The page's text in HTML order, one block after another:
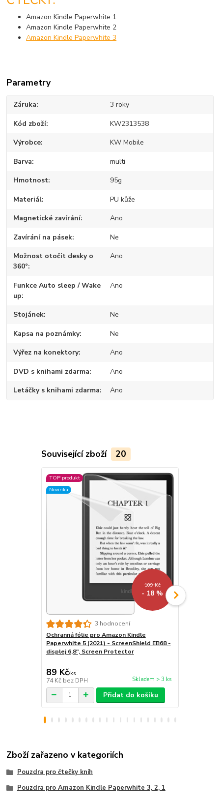
Amazon Kindle Paperwhite 1
Amazon Kindle Paperwhite 2
Amazon Kindle Paperwhite 3
Parametry
Záruka 3 roky
Kód zboží KW2313538
Výrobce KW Mobile
Barva multi
Hmotnost 95g
Materiál PU kůže
Magnetické zavírání Ano
Zavírání na pásek Ne
Možnost otočit desky o
360°
Ano
Funkce Auto sleep / Wake
up
Ano
Stojánek Ne
Kapsa na poznámky Ne
Výřez na konektory Ano
DVD s knihami zdarma Ano
Letáčky s knihami zdarma Ano
Související zboží 20
TOP produkt
Novinka
109 Kč
- 18 %
3 hodnocení
Ochranná fólie pro Amazon Kindle
Paperwhite 5 (2021) - ScreenShield EB68 -
displej 6,8", Screen Protector
89 Kč/ks
74 Kč bez DPH Skladem > 3 ks
Přidat do košíku
Zboží zařazeno v kategoriích
Pouzdra pro čtečky knih
Pouzdra pro Amazon Kindle Paperwhite 3, 2, 1